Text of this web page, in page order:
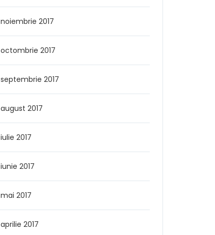
noiembrie 2017
octombrie 2017
septembrie 2017
august 2017
iulie 2017
iunie 2017
mai 2017
aprilie 2017